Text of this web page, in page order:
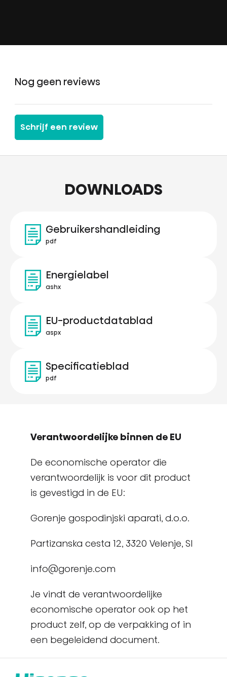
Nog geen reviews
Schrijf een review
DOWNLOADS
Gebruikershandleiding
pdf
Energielabel
ashx
EU-productdatablad
aspx
Specificatieblad
pdf
Verantwoordelijke binnen de EU
De economische operator die
verantwoordelijk is voor dit product
is gevestigd in de EU:
Gorenje gospodinjski aparati, d.o.o.
Partizanska cesta 12, 3320 Velenje, SI
info@gorenje.com
Je vindt de verantwoordelijke
economische operator ook op het
product zelf, op de verpakking of in
een begeleidend document.